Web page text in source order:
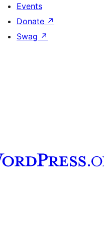
Events
Donate ↗
Swag ↗
channel
Tumblr account